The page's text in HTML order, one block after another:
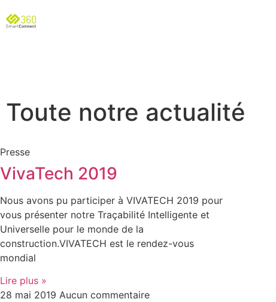
Toute notre actualité
Presse
VivaTech 2019
Nous avons pu participer à VIVATECH 2019 pour
vous présenter notre Traçabilité Intelligente et
Universelle pour le monde de la
construction.VIVATECH est le rendez-vous
mondial
Lire plus »
28 mai 2019 Aucun commentaire